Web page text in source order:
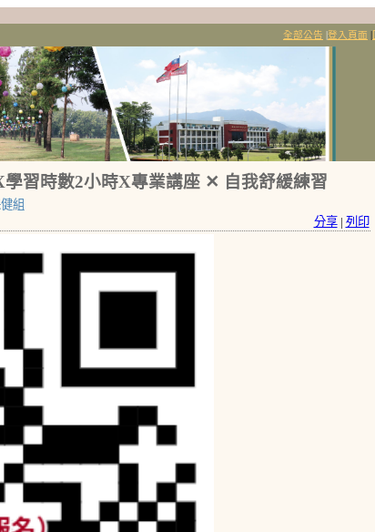
全部公告 登入頁面
習時數2小時X專業講座 ✕ 自我舒緩練習
組
分享 | 列印